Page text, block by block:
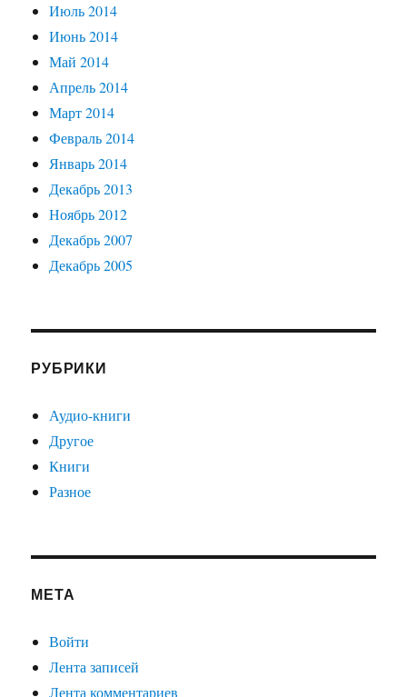
Июль 2014
Июнь 2014
Май 2014
Апрель 2014
Март 2014
Февраль 2014
Январь 2014
Декабрь 2013
Ноябрь 2012
Декабрь 2007
Декабрь 2005
РУБРИКИ
Аудио-книги
Другое
Книги
Разное
МЕТА
Войти
Лента записей
Лента комментариев